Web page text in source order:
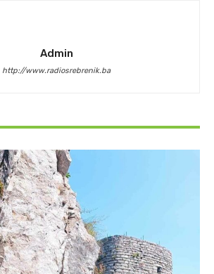
Admin
http://www.radiosrebrenik.ba